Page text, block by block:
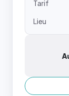
Tarif
Lieu